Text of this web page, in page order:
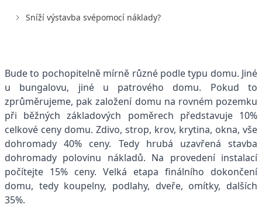
Sníží výstavba svépomocí náklady?
Bude to pochopitelně mírně různé podle typu domu. Jiné
u bungalovu, jiné u patrového domu. Pokud to
zprůměrujeme, pak založení domu na rovném pozemku
při běžných základových poměrech představuje 10%
celkové ceny domu. Zdivo, strop, krov, krytina, okna, vše
dohromady 40% ceny. Tedy hrubá uzavřená stavba
dohromady polovinu nákladů. Na provedení instalací
počítejte 15% ceny. Velká etapa finálního dokončení
domu, tedy koupelny, podlahy, dveře, omítky, dalších
35%.